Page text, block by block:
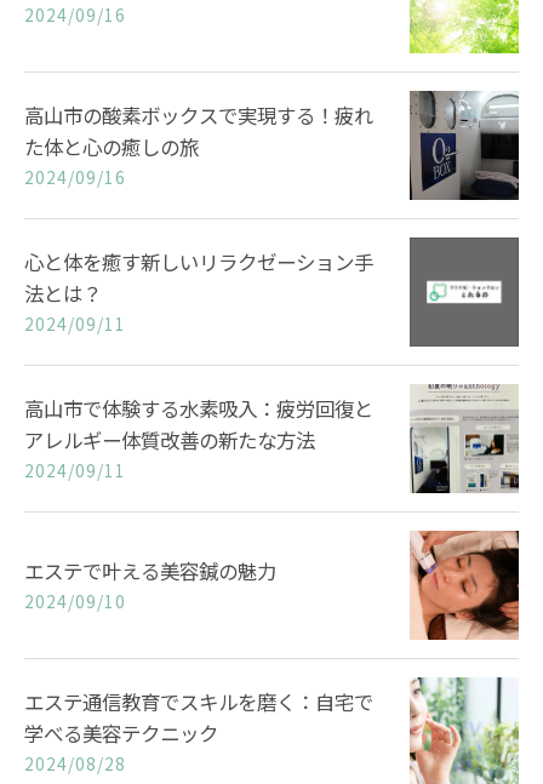
2024/09/16
高山市の酸素ボックスで実現する！疲れ
た体と心の癒しの旅
2024/09/16
心と体を癒す新しいリラクゼーション手
法とは？
2024/09/11
高山市で体験する水素吸入：疲労回復と
アレルギー体質改善の新たな方法
2024/09/11
エステで叶える美容鍼の魅力
2024/09/10
エステ通信教育でスキルを磨く：自宅で
学べる美容テクニック
2024/08/28